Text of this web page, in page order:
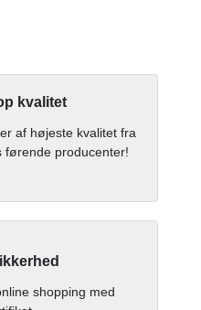
kvalitet
af højeste kvalitet fra
førende producenter!
shopping med